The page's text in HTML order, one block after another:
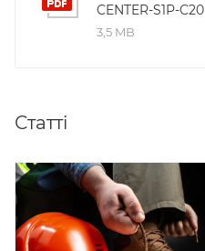
CENTER-S1P-C20
3,5 MB
Статті